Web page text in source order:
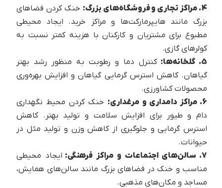
4. مراکز تجاری و فروشگاه‌های بزرگ:
خنک کردن فضاهای
بزرگ مانند هایپرمارکت‌ها و مراکز خرید. ایجاد محیطی
مطبوع برای مشتریان و کارکنان با هزینه کمتر نسبت به
کولرهای گازی.
5. گلخانه‌ها:
کنترل دما و رطوبت به منظور رشد بهتر
گیاهان. کاهش استرس گرمایی گیاهان و افزایش بهره‌وری
محصولات کشاورزی.
6. مراکز دامداری و مرغداری:
خنک کردن محیط نگهداری
دام و طیور برای افزایش سلامت و تولید بهتر. کاهش
استرس گرمایی و جلوگیری از کاهش وزن و تولید مثل در
حیوانات.
7. سالن‌های اجتماعات و مراکز فرهنگی:
ایجاد محیطی
مناسب و خنک در فضاهای بزرگ مانند سالن‌های همایش،
مساجد و مکان‌های مذهبی.